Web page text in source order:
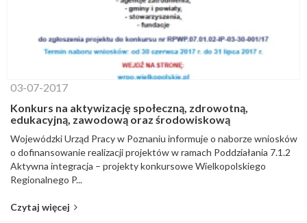
03-07-2017
Konkurs na aktywizację społeczną, zdrowotną,
edukacyjną, zawodową oraz środowiskową
Wojewódzki Urząd Pracy w Poznaniu informuje o naborze wniosków
o dofinansowanie realizacji projektów w ramach Poddziałania 7.1.2
Aktywna integracja – projekty konkursowe Wielkopolskiego
Regionalnego P...
Czytaj więcej